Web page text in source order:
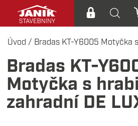
Úvod / Bradas KT-Y6005 Motyčka
Bradas KT-
Motyčka s
zahradní DE